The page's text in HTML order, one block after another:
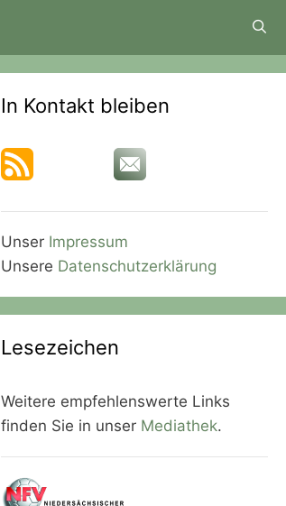
In Kontakt bleiben
Unser Impressum
Unsere Datenschutzerklärung
Lesezeichen
Weitere empfehlenswerte Links
finden Sie in unser Mediathek.